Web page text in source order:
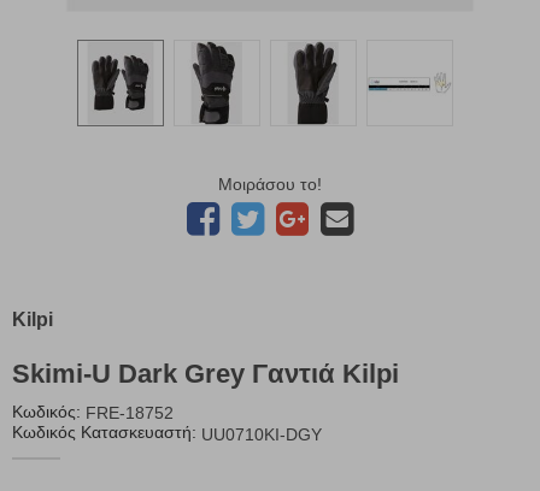
Μοιράσου το!
Kilpi
Skimi-U Dark Grey Γαντιά Kilpi
Κωδικός: FRE-18752
Κωδικός Κατασκευαστή: UU0710KI-DGY